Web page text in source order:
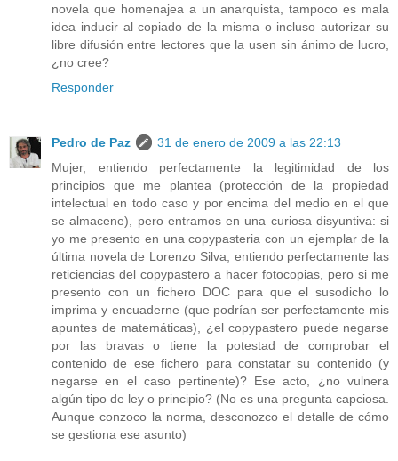
novela que homenajea a un anarquista, tampoco es mala
idea inducir al copiado de la misma o incluso autorizar su
libre difusión entre lectores que la usen sin ánimo de lucro,
¿no cree?
Responder
Pedro de Paz
31 de enero de 2009 a las 22:13
Mujer, entiendo perfectamente la legitimidad de los
principios que me plantea (protección de la propiedad
intelectual en todo caso y por encima del medio en el que
se almacene), pero entramos en una curiosa disyuntiva: si
yo me presento en una copypasteria con un ejemplar de la
última novela de Lorenzo Silva, entiendo perfectamente las
reticiencias del copypastero a hacer fotocopias, pero si me
presento con un fichero DOC para que el susodicho lo
imprima y encuaderne (que podrían ser perfectamente mis
apuntes de matemáticas), ¿el copypastero puede negarse
por las bravas o tiene la potestad de comprobar el
contenido de ese fichero para constatar su contenido (y
negarse en el caso pertinente)? Ese acto, ¿no vulnera
algún tipo de ley o principio? (No es una pregunta capciosa.
Aunque conzoco la norma, desconozco el detalle de cómo
se gestiona ese asunto)